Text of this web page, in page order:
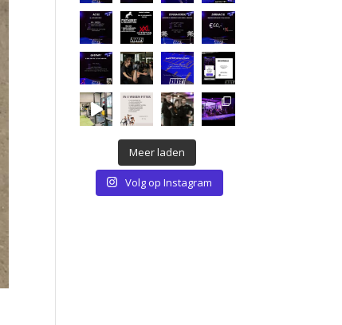
Meer laden
Volg op Instagram